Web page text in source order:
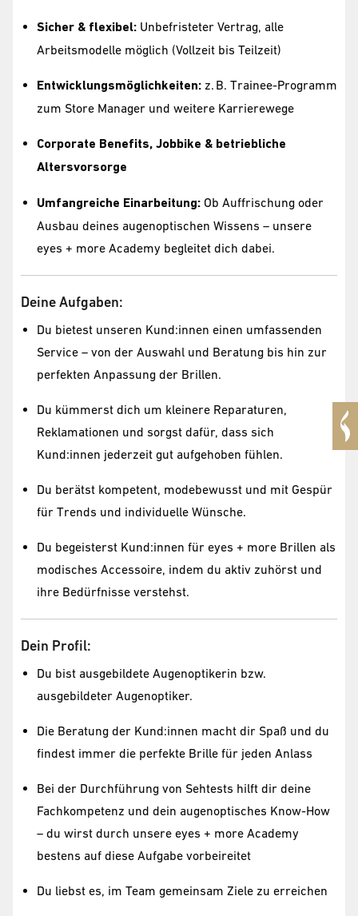
Sicher & flexibel: Unbefristeter Vertrag, alle
Arbeitsmodelle möglich (Vollzeit bis Teilzeit)
Entwicklungsmöglichkeiten: z. B. Trainee-Programm
zum Store Manager und weitere Karrierewege
Corporate Benefits, Jobbike & betriebliche
Altersvorsorge
Umfangreiche Einarbeitung: Ob Auffrischung oder
Ausbau deines augenoptischen Wissens – unsere
eyes + more Academy begleitet dich dabei.
Deine Aufgaben:
Du bietest unseren Kund:innen einen umfassenden
Service – von der Auswahl und Beratung bis hin zur
perfekten Anpassung der Brillen.
Du kümmerst dich um kleinere Reparaturen,
Reklamationen und sorgst dafür, dass sich
Kund:innen jederzeit gut aufgehoben fühlen.
Du berätst kompetent, modebewusst und mit Gespür
für Trends und individuelle Wünsche.
Du begeisterst Kund:innen für eyes + more Brillen als
modisches Accessoire, indem du aktiv zuhörst und
ihre Bedürfnisse verstehst.
Dein Profil:
Du bist ausgebildete Augenoptikerin bzw.
ausgebildeter Augenoptiker.
Die Beratung der Kund:innen macht dir Spaß und du
findest immer die perfekte Brille für jeden Anlass
Bei der Durchführung von Sehtests hilft dir deine
Fachkompetenz und dein augenoptisches Know-How
– du wirst durch unsere eyes + more Academy
bestens auf diese Aufgabe vorbeireitet
Du liebst es, im Team gemeinsam Ziele zu erreichen